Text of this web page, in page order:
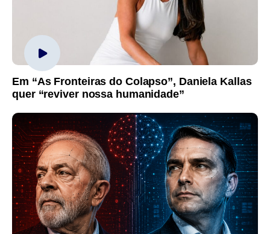
Em “As Fronteiras do Colapso”, Daniela Kallas
quer “reviver nossa humanidade”